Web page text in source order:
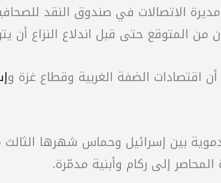
الاتصالات في صندوق النقد
من المتوقع حتى قبل اندلاع النزاع أن
اقتصادات الضفة الغربية وقطاع غزة و
بين إسرائيل وحماس شهرها
إلى ركام وأبنية مدمّرة.